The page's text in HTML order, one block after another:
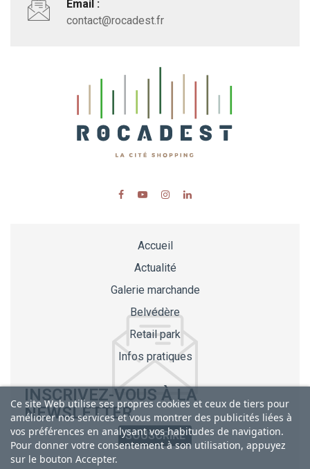
Email :
contact@rocadest.fr
Accueil
Actualité
Galerie marchande
Belvédère
Retail park
Infos pratiques
INSCRIVEZ-VOUS À LA
NEWSLETTER
SOUSCRIRE
Ce site Web utilise ses propres cookies et ceux de tiers pour
améliorer nos services et vous montrer des publicités liées à
vos préférences en analysant vos habitudes de navigation.
Pour donner votre consentement à son utilisation, appuyez
sur le bouton Accepter.